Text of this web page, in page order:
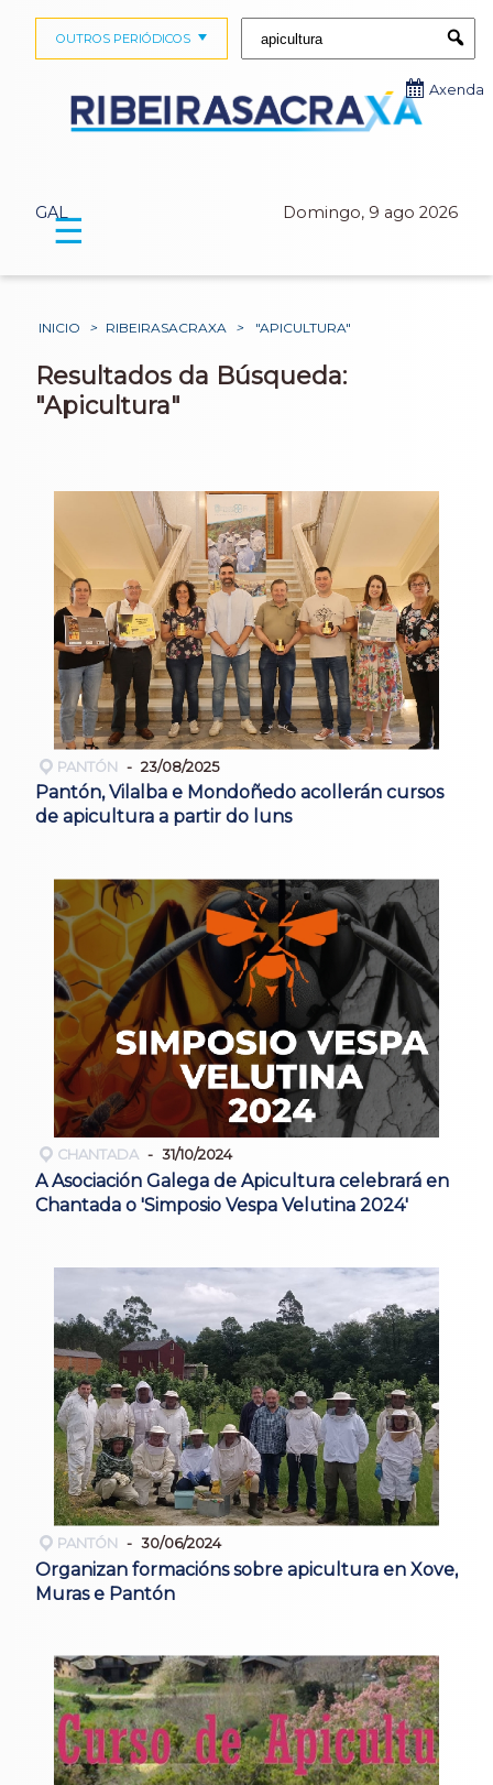
GAL Domingo, 9 ago 2026
OUTROS PERIÓDICOS
Axenda
☰
INICIO > RIBEIRASACRAXA > "APICULTURA"
Resultados da Búsqueda:
"Apicultura"
PANTÓN 23/08/2025
Pantón, Vilalba e Mondoñedo acollerán cursos
de apicultura a partir do luns
CHANTADA 31/10/2024
A Asociación Galega de Apicultura celebrará en
Chantada o 'Simposio Vespa Velutina 2024'
PANTÓN 30/06/2024
Organizan formacións sobre apicultura en Xove,
Muras e Pantón